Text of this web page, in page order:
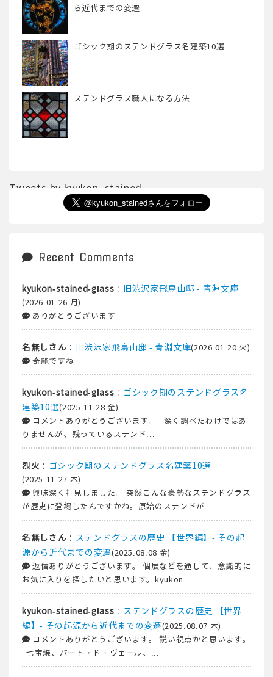
ら近代までの変遷
ゴシック期のステンドグラス名建築10選
ステンドグラス職人になる方法
Tweets by kyukon_stained
Recent Comments
kyukon-stained-glass : 旧渋沢家飛鳥山邸 - 青淵文庫
(2026.01.26 月)
ありがとうございます
名無しさん : 旧渋沢家飛鳥山邸 - 青淵文庫(2026.01.20 火)
奇麗ですね
kyukon-stained-glass : ゴシック期のステンドグラス名
建築10選(2025.11.28 金)
コメントありがとうございます。 深く調べたわけではあ
りませんが、残っているステンド...
烈火 : ゴシック期のステンドグラス名建築10選
(2025.11.27 木)
興味深く拝見しました。 突然こんな豪勢なステンドグラス
が歴史に登場したんですかね。原始のステンドが...
名無しさん : ステンドグラスの歴史 【世界編】- その起
源から近代までの変遷(2025.08.08 金)
返信ありがとうございます。 個展などを通して、意識的に
お気に入りを探したいと思います。kyukon...
kyukon-stained-glass : ステンドグラスの歴史 【世界
編】- その起源から近代までの変遷(2025.08.07 木)
コメントありがとうございます。 鋭い視点かと思います。
七宝焼、パート・ド・ヴェール、...